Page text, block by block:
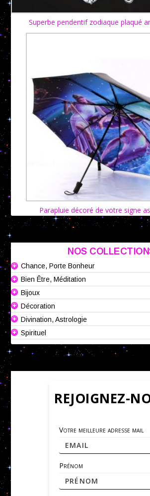
Superbe pendentif zodiaque plaqué
Parapluie décoré de votre signe
NOS
Chance, Porte Bonheur
Bien Être, Méditation
Bijoux
Décoration
Divination, Astrologie
Spirituel
REJOIGNEZ-
Votre meilleure adresse mail
Prénom